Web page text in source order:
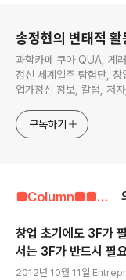
송정현의 변태적 활
과학카페 쿠아 QUA, 게
정신 세계일주 탐험단,
업가정신 정보, 칼럼, 저
구독하기
■Column■■■■■/기업가정신 칼럼
창업 초기에도 3F가
서는 3F가 반드시 필
계일주
2012년 10월 11일